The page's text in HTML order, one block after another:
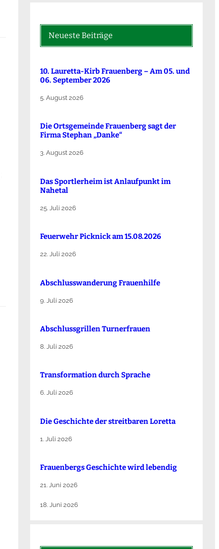
Neueste Beiträge
10. Lauretta-Kirb Frauenberg – Am 05. und
06. September 2026
5. August 2026
Die Ortsgemeinde Frauenberg sagt der
Firma Stephan „Danke“
3. August 2026
Das Sportlerheim ist Anlaufpunkt im
Nahetal
25. Juli 2026
Feuerwehr Picknick am 15.08.2026
22. Juli 2026
Abschlusswanderung Frauenhilfe
9. Juli 2026
Abschlussgrillen Turnerfrauen
8. Juli 2026
Transformation durch Sprache
6. Juli 2026
Die Ge­schich­te der streit­ba­ren Lo­ret­ta
1. Juli 2026
Frauenbergs Geschichte wird lebendig
21. Juni 2026
18. Juni 2026